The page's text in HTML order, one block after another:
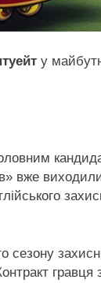
у
вже
сезону
гравця